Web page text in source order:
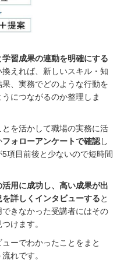
習成果の連動を明確にする
えれば、新しいスキル・知
、実務でどのような行動を
につながるのか整理しま
を活かして職場の実務に活
フォローアンケートで確認し
項目前後と少ないので短時間
活用に成功し、高い成果が出
詳しくインタビューすると
きなかった受講者にはその
けます。
ーでわかったことをまと
れです。